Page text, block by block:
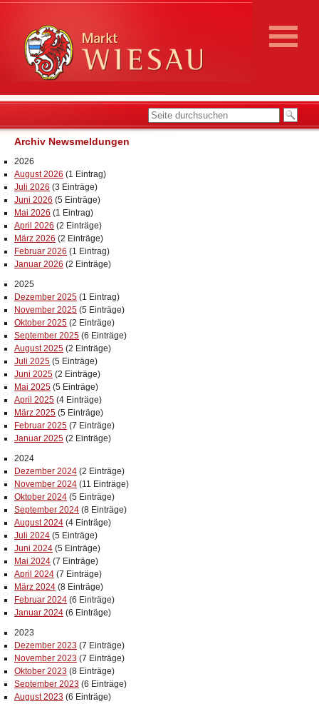
Archiv Newsmeldungen
2026
August 2026 (1 Eintrag)
Juli 2026 (3 Einträge)
Juni 2026 (5 Einträge)
Mai 2026 (1 Eintrag)
April 2026 (2 Einträge)
März 2026 (2 Einträge)
Februar 2026 (1 Eintrag)
Januar 2026 (2 Einträge)
2025
Dezember 2025 (1 Eintrag)
November 2025 (5 Einträge)
Oktober 2025 (2 Einträge)
September 2025 (6 Einträge)
August 2025 (2 Einträge)
Juli 2025 (5 Einträge)
Juni 2025 (2 Einträge)
Mai 2025 (5 Einträge)
April 2025 (4 Einträge)
März 2025 (5 Einträge)
Februar 2025 (7 Einträge)
Januar 2025 (2 Einträge)
2024
Dezember 2024 (2 Einträge)
November 2024 (11 Einträge)
Oktober 2024 (5 Einträge)
September 2024 (8 Einträge)
August 2024 (4 Einträge)
Juli 2024 (5 Einträge)
Juni 2024 (5 Einträge)
Mai 2024 (7 Einträge)
April 2024 (7 Einträge)
März 2024 (8 Einträge)
Februar 2024 (6 Einträge)
Januar 2024 (6 Einträge)
2023
Dezember 2023 (7 Einträge)
November 2023 (7 Einträge)
Oktober 2023 (8 Einträge)
September 2023 (6 Einträge)
August 2023 (6 Einträge)